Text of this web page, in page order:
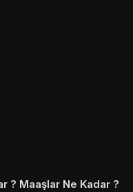
? Maaşlar Ne Kadar ?